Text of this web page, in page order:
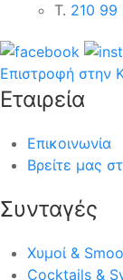
Τ. 210 99
Επιστροφή στην
Εταιρεία
Επικοινωνία
Βρείτε μας
Συνταγές
Χυμοί &
Cocktails &